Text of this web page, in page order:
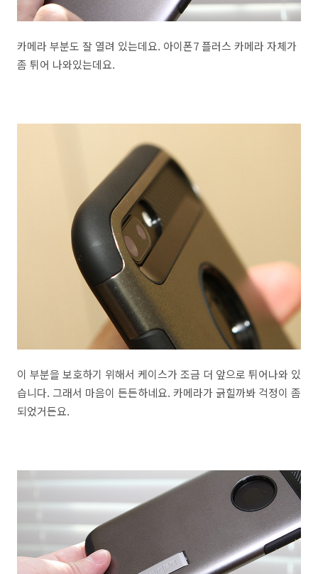
카메라 부분도 잘 열려 있는데요. 아이폰7 플러스 카메라 자체가
좀 튀어 나와있는데요.
이 부분을 보호하기 위해서 케이스가 조금 더 앞으로 튀어나와 있
습니다. 그래서 마음이 든든하네요. 카메라가 긁힐까봐 걱정이 좀
되었거든요.